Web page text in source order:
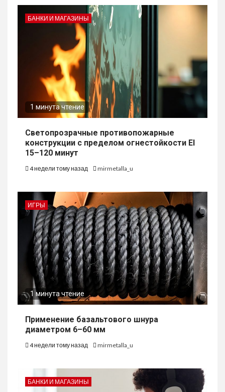
БАНКИ И МАГАЗИНЫ
1 минута чтение
Светопрозрачные противопожарные
конструкции с пределом огнестойкости EI
15–120 минут
4 недели тому назад mirmetalla_u
ИГРЫ
1 минута чтение
Применение базальтового шнура
диаметром 6–60 мм
4 недели тому назад mirmetalla_u
БАНКИ И МАГАЗИНЫ